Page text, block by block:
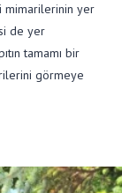
mimarilerinin yer
de yer
tamamı bir
görmeye